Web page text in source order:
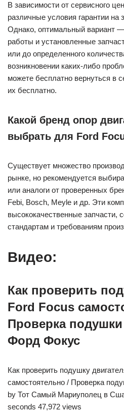
В зависимости от сервисного
различные условия гарантии на
Однако, оптимальный вариант —
работы и установленные
или до определенного
возникновении каких-либо
можете бесплатно вернуться в
их бесплатно.
Какой бренд опор
выбрать для Ford
Существует множество
рынке, но рекомендуется
или аналоги от проверенных
Febi, Bosch, Meyle и др. Эти
высококачественные запчасти,
стандартам и требованиям
Видео:
Как проверить
Ford Focus
Проверка подушки
Форд Фокус
Как проверить подушку
самостоятельно / Проверка
by Тот Самый Мариуполец в
seconds 47,972 views